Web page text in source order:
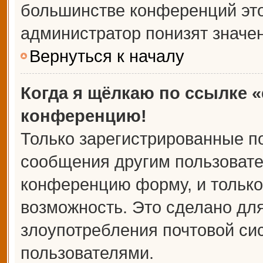
большинстве конференций
администратор понизят
Вернуться к началу
Когда я щёлкаю по ссылке
конференцию!
Только зарегистрированные
сообщения другим
конференцию форму, и
возможность. Это сделано
злоупотребления почтовой
пользователями.